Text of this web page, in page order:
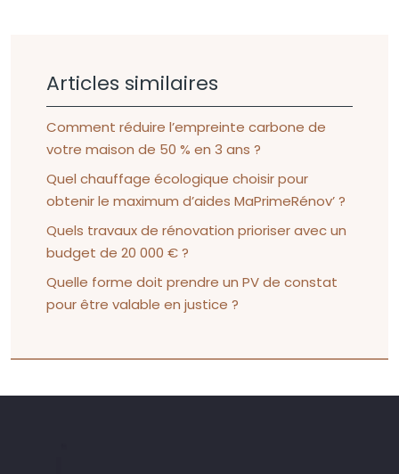
Articles similaires
Comment réduire l’empreinte carbone de
votre maison de 50 % en 3 ans ?
Quel chauffage écologique choisir pour
obtenir le maximum d’aides MaPrimeRénov’ ?
Quels travaux de rénovation prioriser avec un
budget de 20 000 € ?
Quelle forme doit prendre un PV de constat
pour être valable en justice ?